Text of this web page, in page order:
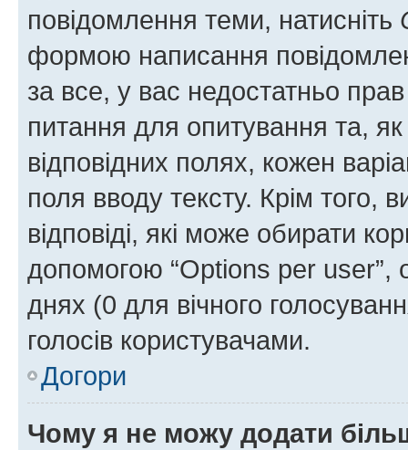
повідомлення теми, натисніть
формою написання
за все, у вас недостатньо
питання для опитування та, як
відповідних полях, кожен
поля вводу тексту. Крім того,
відповіді, які може обирати
допомогою “Options per user”,
днях (0 для вічного
голосів користувачами.
Догори
Чому я не можу додати